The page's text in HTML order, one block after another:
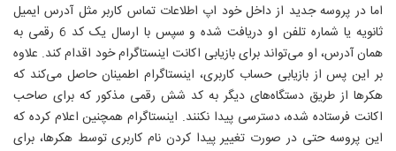
اما در پروسه جدید از داخل خود اپ اطلاعات تماس کاربر مثل آدرس ایمیل
ثانویه یا شماره تلفن او دریافت شده و سپس با ارسال یک کد 6 رقمی به
همان آدرس، او می‌تواند برای بازیابی اکانت اینستاگرام خود اقدام کند. علاوه
بر این پس از بازیابی حساب کاربری، اینستاگرام اطمینان حاصل می‌کند که
هکرها از طریق دستگاه‌های دیگر به کد شش رقمی مذکور که برای صاحب
اکانت فرستاده شده، دسترسی پیدا نکنند. اینستاگرام همچنین اعلام کرده که
این پروسه حتی در صورت تغییر پیدا کردن نام کاربری توسط هکرها، برای